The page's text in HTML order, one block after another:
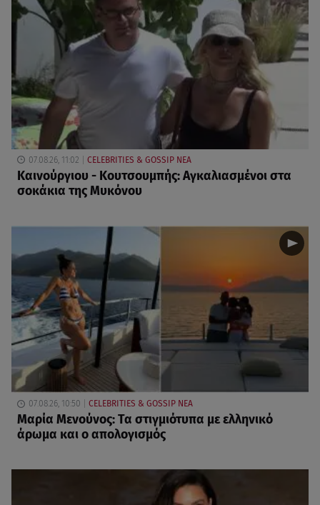
07.08.26, 11:02 CELEBRITIES & GOSSIP ΝΕΑ
Καινούργιου - Κουτσουμπής: Αγκαλιασμένοι στα
σοκάκια της Μυκόνου
07.08.26, 10:50 CELEBRITIES & GOSSIP ΝΕΑ
Μαρία Μενούνος: Τα στιγμιότυπα με ελληνικό
άρωμα και ο απολογισμός